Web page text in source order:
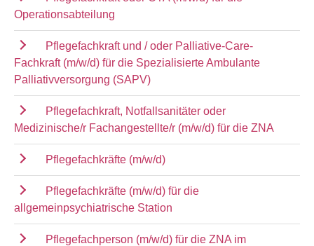
Operationsabteilung
Pflegefachkraft und / oder Palliative-Care-
Fachkraft (m/w/d) für die Spezialisierte Ambulante
Palliativversorgung (SAPV)
Pflegefachkraft, Notfallsanitäter oder
Medizinische/r Fachangestellte/r (m/w/d) für die ZNA
Pflegefachkräfte (m/w/d)
Pflegefachkräfte (m/w/d) für die
allgemeinpsychiatrische Station
Pflegefachperson (m/w/d) für die ZNA im